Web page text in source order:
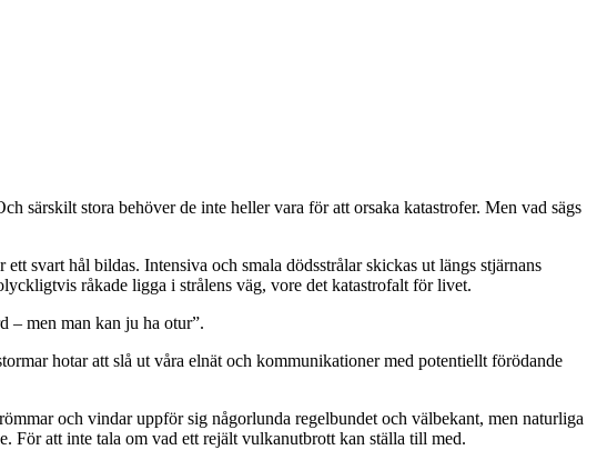
särskilt stora behöver de inte heller vara för att orsaka katastrofer. Men vad sägs
svart hål bildas. Intensiva och smala dödsstrålar skickas ut längs stjärnans
råkade ligga i strålens väg, vore det katastrofalt för livet.
– men man kan ju ha otur”.
hotar att slå ut våra elnät och kommunikationer med potentiellt förödande
och vindar uppför sig någorlunda regelbundet och välbekant, men naturliga
För att inte tala om vad ett rejält vulkanutbrott kan ställa till med.